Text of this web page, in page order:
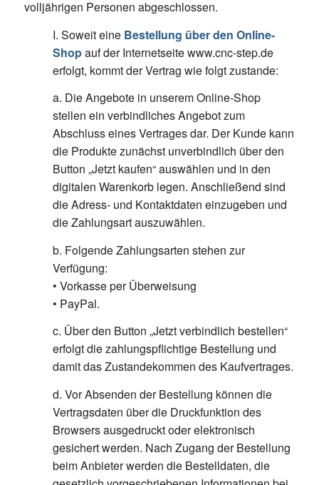
volljährigen Personen abgeschlossen.
I. Soweit eine Bestellung über den Online-
Shopauf der Internetseite www.cnc-step.de
erfolgt, kommt der Vertrag wie folgt zustande:
a. Die Angebote in unserem Online-Shop
stellen ein verbindliches Angebot zum
Abschluss eines Vertrages dar. Der Kunde kann
die Produkte zunächst unverbindlich über den
Button „Jetzt kaufen“ auswählen und in den
digitalen Warenkorb legen. Anschließend sind
die Adress- und Kontaktdaten einzugeben und
die Zahlungsart auszuwählen.
b. Folgende Zahlungsarten stehen zur
Verfügung:
• Vorkasse per Überweisung
• PayPal.
c. Über den Button „Jetzt verbindlich bestellen“
erfolgt die zahlungspflichtige Bestellung und
damit das Zustandekommen des Kaufvertrages.
d. Vor Absenden der Bestellung können die
Vertragsdaten über die Druckfunktion des
Browsers ausgedruckt oder elektronisch
gesichert werden. Nach Zugang der Bestellung
beim Anbieter werden die Bestelldaten, die